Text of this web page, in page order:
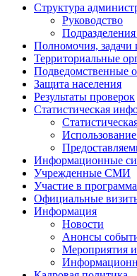
Структура
Руководство
Полномочия,
Территориальные
Подведомственные
Защита населения
Результаты проверок
Статистическая
Информационные
Учрежденные СМИ
Участие в
Официальные
Информация
Новости
Анонсы
Мероприятия